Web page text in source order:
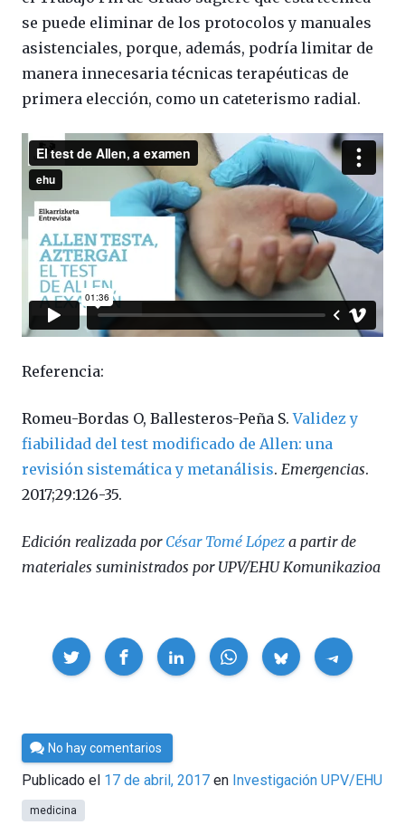
se puede eliminar de los protocolos y manuales
asistenciales, porque, además, podría limitar de
manera innecesaria técnicas terapéuticas de
primera elección, como un cateterismo radial.
Referencia:
Romeu-Bordas O, Ballesteros-Peña S.Validez y
fiabilidad del test modificado de Allen: una
revisión sistemática y metanálisis. Emergencias.
2017;29:126-35.
Edición realizada por César Tomé López a partir de
materiales suministrados por UPV/EHU Komunikazioa
Compartir
Por
César
Tomé
No hay comentarios
Publicado el 17 de abril, 2017 en Investigación UPV/EHU
medicina